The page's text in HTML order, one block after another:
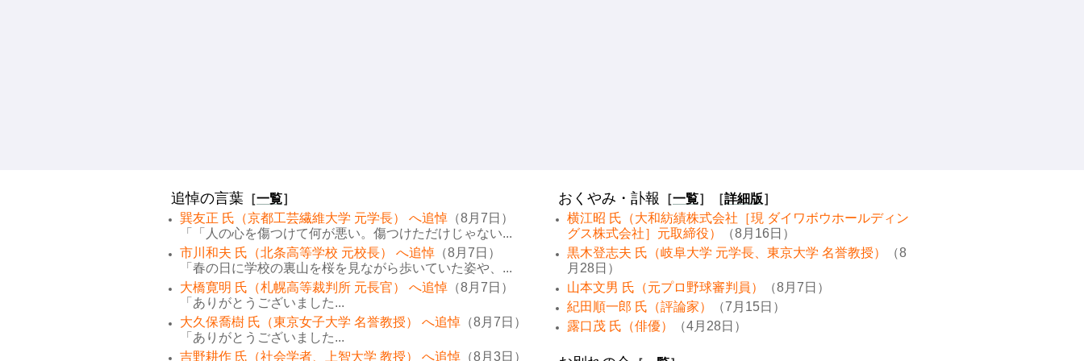
追悼の言葉 ［一覧］
巽友正 氏（京都工芸繊維大学 元学長） へ追悼 （8月7日）
「「人の心を傷つけて何が悪い。傷つけただけじゃない...
市川和夫 氏（北条高等学校 元校長） へ追悼 （8月7日）
「春の日に学校の裏山を桜を見ながら歩いていた姿や、...
大橋寛明 氏（札幌高等裁判所 元長官） へ追悼 （8月7日）
「ありがとうございました...
大久保喬樹 氏（東京女子大学 名誉教授） へ追悼 （8月7日）
「ありがとうございました...
吉野耕作 氏（社会学者、上智大学 教授） へ追悼 （8月3日）
おくやみ・訃報 ［一覧］［詳細版］
横江昭 氏（大和紡績株式会社［現 ダイワボウホールディン
グス株式会社］元取締役）
（8月16日）
黒木登志夫 氏（岐阜大学 元学長、東京大学 名誉教授）
（8
月28日）
山本文男 氏（元プロ野球審判員）
（8月7日）
紀田順一郎 氏（評論家）
（7月15日）
露口茂 氏（俳優）
（4月28日）